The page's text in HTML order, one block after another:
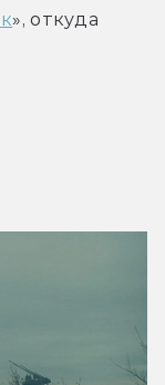
», откуда